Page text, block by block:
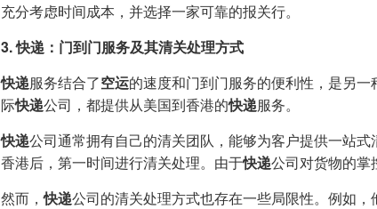
充分考虑时间成本，并选择一家可靠的报关行。
3. 快递：门到门服务及其清关处理方式
快递服务结合了空运的速度和门到门服务的便利性，是另
际快递公司，都提供从美国到香港的快递服务。
快递公司通常拥有自己的清关团队，能够为客户提供一站
香港后，第一时间进行清关处理。由于快递公司对货物的掌
然而，快递公司的清关处理方式也存在一些局限性。例如